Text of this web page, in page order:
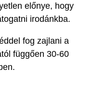
előnye, hogy
irodánkba.
fog zajlani a
függően 30-60